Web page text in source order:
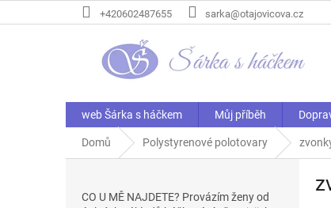
na
+420602487655 sarka@otajovicova.cz
web Šárka s háčkem Můj příběh
Domů Polystyrenové polotovary
CO U MĚ NAJDETE? Provázím ženy od